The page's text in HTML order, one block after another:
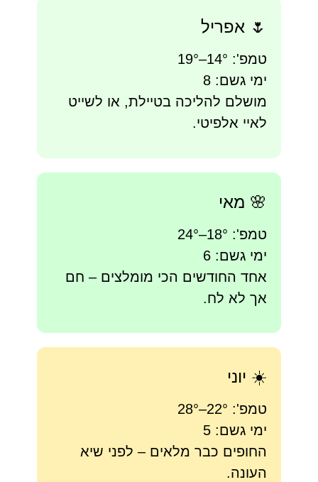
🌷 אפריל
טמפ': 14°–19°
ימי גשם: 8
מושלם להליכה בטיילת, או לשייט
לאיי אלפיטי.
🌸 מאי
טמפ': 18°–24°
ימי גשם: 6
אחד החודשים הכי מומלצים – חם
אך לא לח.
☀️ יוני
טמפ': 22°–28°
ימי גשם: 5
החופים כבר מלאים – לפני שיא
העונה.